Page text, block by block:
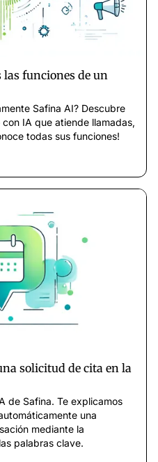
las funciones de un
Safina AI? Descubre
IA que atiende llamadas,
todas sus funciones!
solicitud de cita en la
de Safina. Te explicamos
una
mediante la
palabras clave.